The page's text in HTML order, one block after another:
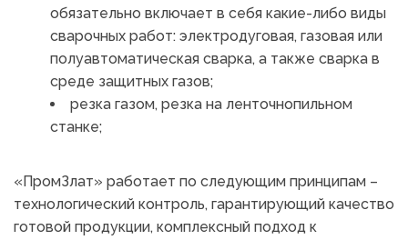
обязательно включает в себя какие-либо виды
сварочных работ: электродуговая, газовая или
полуавтоматическая сварка, а также сварка в
среде защитных газов;
резка газом, резка на ленточнопильном
станке;
«ПромЗлат» работает по следующим принципам –
технологический контроль, гарантирующий качество
готовой продукции, комплексный подход к